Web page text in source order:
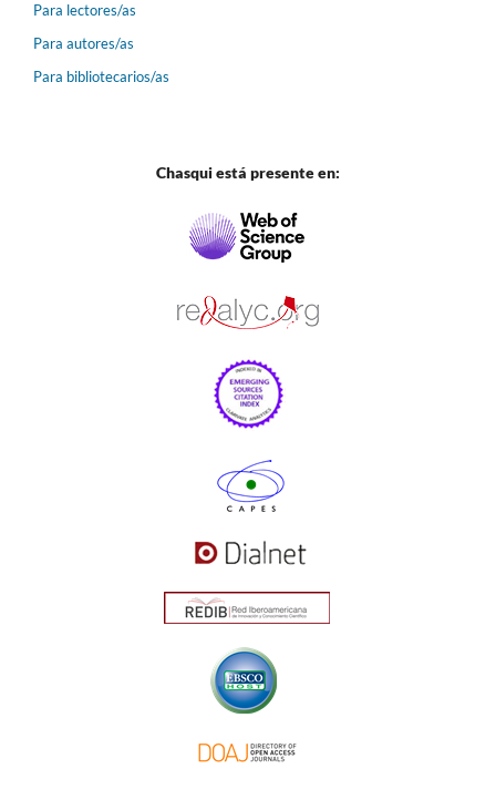
Para lectores/as
Para autores/as
Para bibliotecarios/as
Chasqui está presente en: